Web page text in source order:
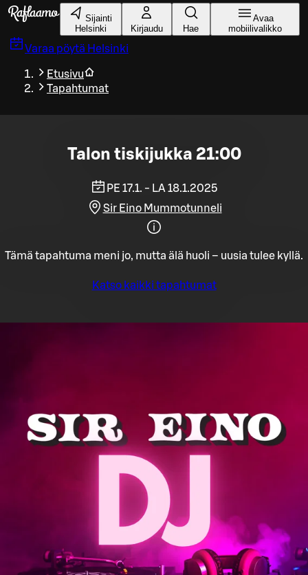
Siirry pääsisältöön
Sijainti
Helsinki
Kirjaudu Hae
Avaa
mobiilivalikko
Varaa pöytä Helsinki
Etusivu
Tapahtumat
Talon tiskijukka 21:00
PE 17.1. - LA 18.1.2025
Sir Eino Mummotunneli
Tämä tapahtuma meni jo, mutta älä huoli – uusia tulee kyllä.
Katso kaikki tapahtumat